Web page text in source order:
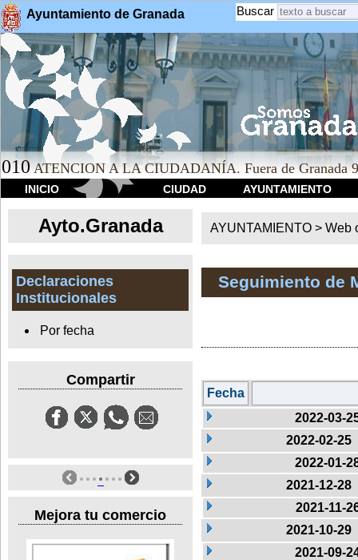
Ayuntamiento de Granada Buscar
010 ATENCION A LA CIUDADANÍA. Fuera de Granada
INICIO CIUDAD AYUNTAMIENTO
Ayto.Granada
Declaraciones
Institucionales
Por fecha
Compartir
Mejora tu comercio
AYUNTAMIENTO > Web
Seguimiento de
Fecha
2022-03-
2022-02-25
2022-01-
2021-12-28
2021-11-
2021-10-29
2021-09-